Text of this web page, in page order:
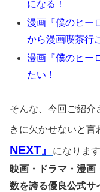
になる！
漫画『僕のヒー
から漫画喫茶行
漫画『僕のヒー
たい！
そんな、今回ご紹介
きに欠かせないと言
NEXT』
になります
映画・ドラマ・漫
数を誇る優良公式サ